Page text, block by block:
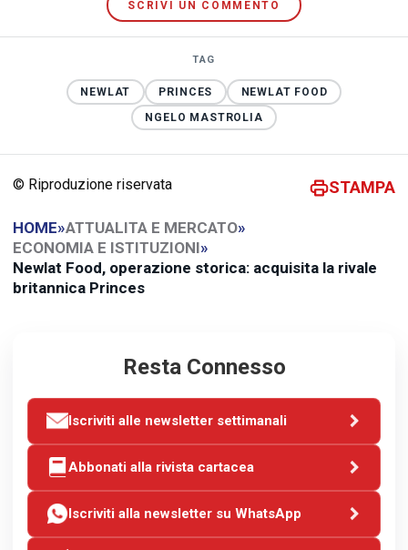
SCRIVI UN COMMENTO
TAG
NEWLAT PRINCES
NEWLAT FOOD
NGELO MASTROLIA
© Riproduzione riservata STAMPA
HOME»ATTUALITA E MERCATO»
ECONOMIA E ISTITUZIONI»
Newlat Food, operazione storica: acquisita la rivale
britannica Princes
Resta Connesso
Iscriviti alle newsletter settimanali
Abbonati alla rivista cartacea
Iscriviti alla newsletter su WhatsApp